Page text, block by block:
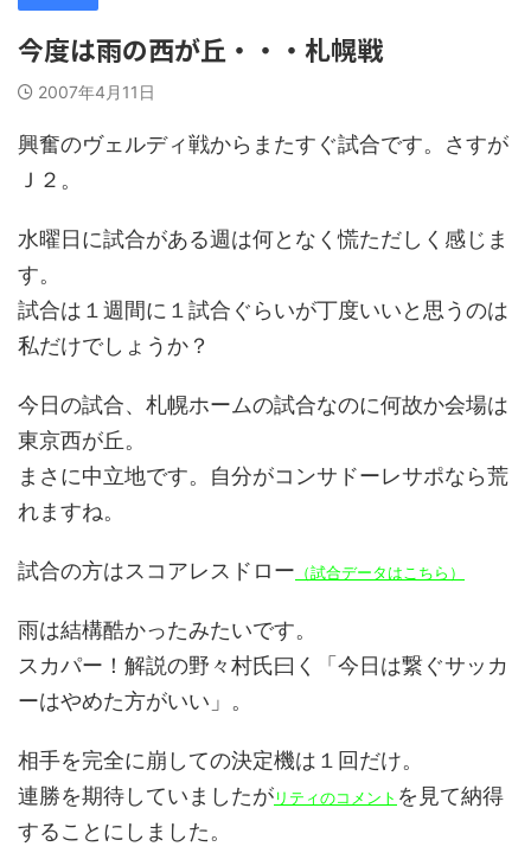
今度は雨の西が丘・・・札幌戦
2007年4月11日
興奮のヴェルディ戦からまたすぐ試合です。さすが
Ｊ２。
水曜日に試合がある週は何となく慌ただしく感じま
す。
試合は１週間に１試合ぐらいが丁度いいと思うのは
私だけでしょうか？
今日の試合、札幌ホームの試合なのに何故か会場は
東京西が丘。
まさに中立地です。自分がコンサドーレサポなら荒
れますね。
試合の方はスコアレスドロー （試合データはこちら）
雨は結構酷かったみたいです。
スカパー！解説の野々村氏曰く「今日は繋ぐサッカ
ーはやめた方がいい」。
相手を完全に崩しての決定機は１回だけ。
連勝を期待していましたがリティのコメント を見て納得
することにしました。